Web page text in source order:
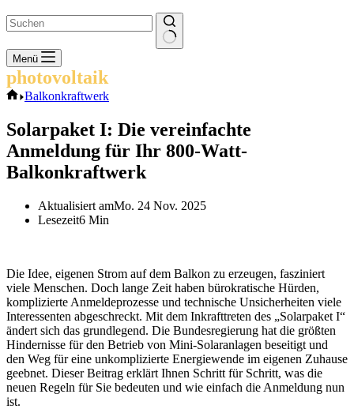
Keine
Ergebnisse
Menü
photovoltaik
Start
Balkonkraftwerk
Solarpaket I: Die vereinfachte
Anmeldung für Ihr 800-Watt-
Balkonkraftwerk
Aktualisiert amMo. 24 Nov. 2025
Lesezeit6 Min
Die Idee, eigenen Strom auf dem Balkon zu erzeugen, fasziniert
viele Menschen. Doch lange Zeit haben bürokratische Hürden,
komplizierte Anmeldeprozesse und technische Unsicherheiten viele
Interessenten abgeschreckt. Mit dem Inkrafttreten des „Solarpaket I“
ändert sich das grundlegend. Die Bundesregierung hat die größten
Hindernisse für den Betrieb von Mini-Solaranlagen beseitigt und
den Weg für eine unkomplizierte Energiewende im eigenen Zuhause
geebnet. Dieser Beitrag erklärt Ihnen Schritt für Schritt, was die
neuen Regeln für Sie bedeuten und wie einfach die Anmeldung nun
ist.